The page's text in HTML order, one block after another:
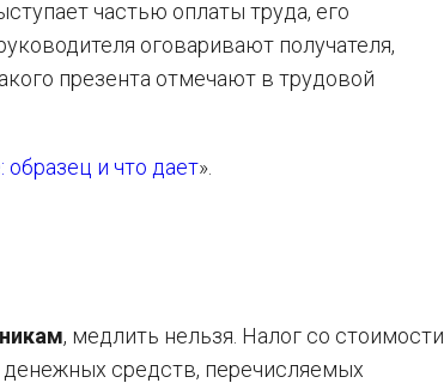
частью оплаты труда, его
оговаривают получателя,
презента отмечают в трудовой
и что дает».
, медлить нельзя. Налог со стоимости
средств, перечисляемых